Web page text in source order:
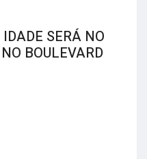
SERÁ NO
BOULEVARD